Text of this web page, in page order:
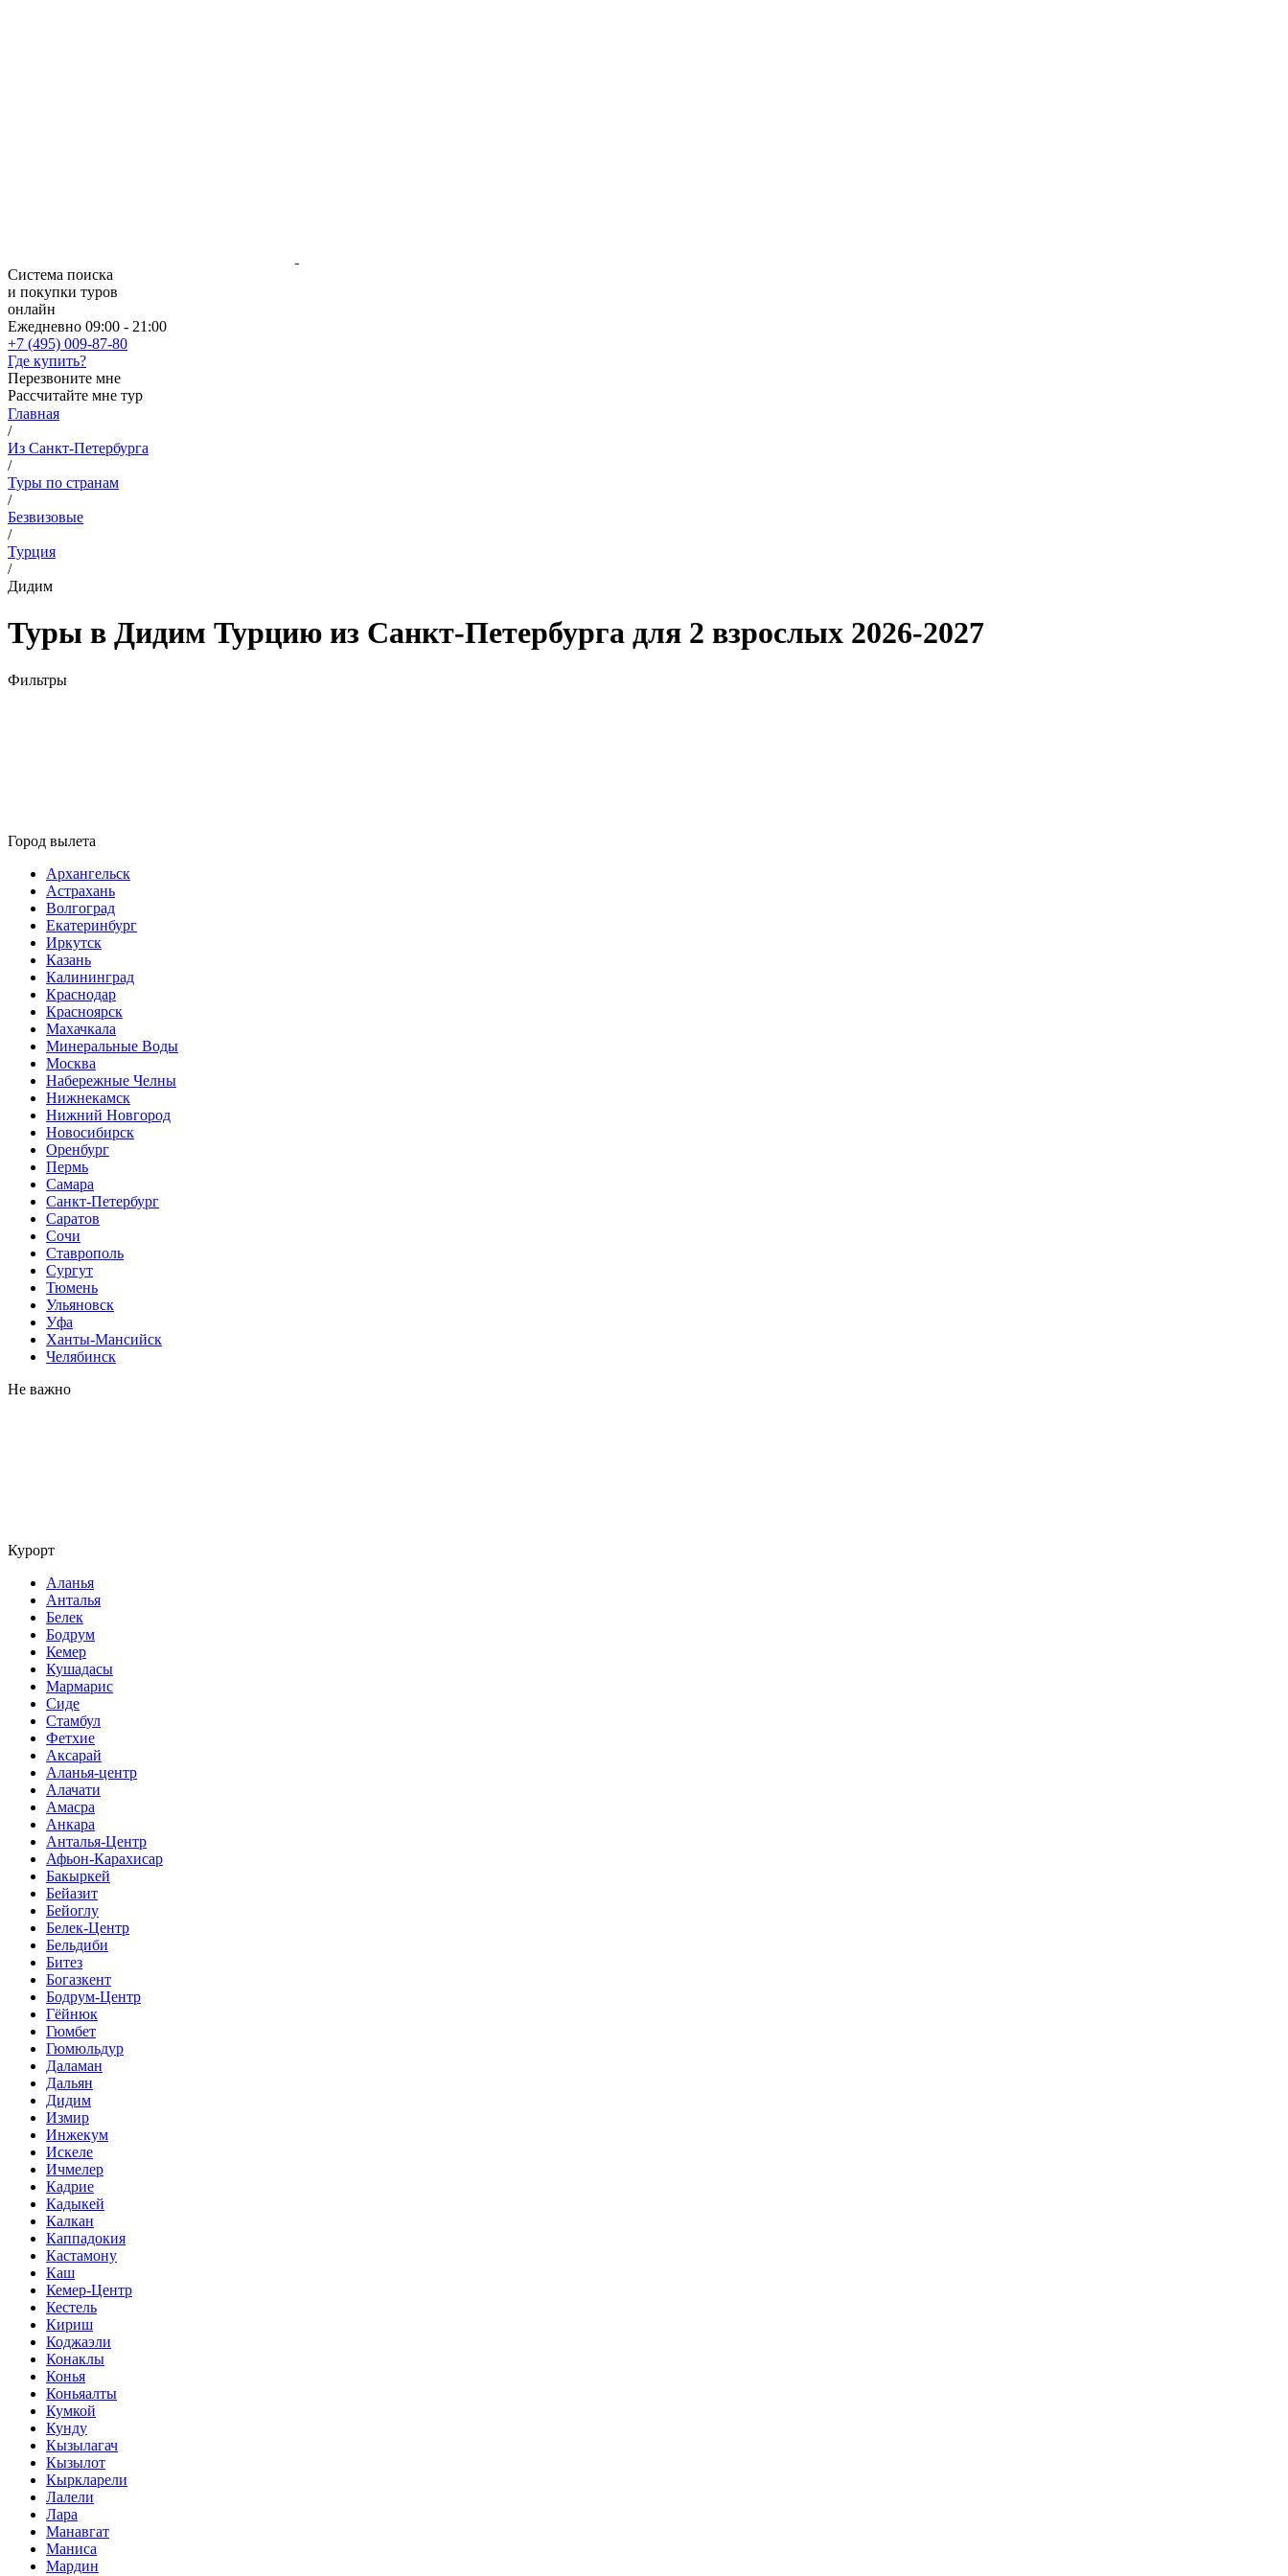
Система поиска
и покупки туров
онлайн
Ежедневно 09:00 - 21:00
+7 (495) 009-87-80
Где купить?
Перезвоните мне
Рассчитайте мне тур
Главная
/
Из Санкт-Петербурга
/
Туры по странам
/
Безвизовые
/
Турция
/
Дидим
Туры в Дидим Турцию из Санкт-Петербурга для 2 взрослых 2026-2027
Фильтры
Город вылета
Архангельск
Астрахань
Волгоград
Екатеринбург
Иркутск
Казань
Калининград
Краснодар
Красноярск
Махачкала
Минеральные Воды
Москва
Набережные Челны
Нижнекамск
Нижний Новгород
Новосибирск
Оренбург
Пермь
Самара
Санкт-Петербург
Саратов
Сочи
Ставрополь
Сургут
Тюмень
Ульяновск
Уфа
Ханты-Мансийск
Челябинск
Не важно
Курорт
Аланья
Анталья
Белек
Бодрум
Кемер
Кушадасы
Мармарис
Сиде
Стамбул
Фетхие
Аксарай
Аланья-центр
Алачати
Амасра
Анкара
Анталья-Центр
Афьон-Карахисар
Бакыркей
Бейазит
Бейоглу
Белек-Центр
Бельдиби
Битез
Богазкент
Бодрум-Центр
Гёйнюк
Гюмбет
Гюмюльдур
Даламан
Дальян
Дидим
Измир
Инжекум
Искеле
Ичмелер
Кадрие
Кадыкей
Калкан
Каппадокия
Кастамону
Каш
Кемер-Центр
Кестель
Кириш
Коджаэли
Конаклы
Конья
Коньяалты
Кумкой
Кунду
Кызылагач
Кызылот
Кыркларели
Лалели
Лара
Манавгат
Маниса
Мардин